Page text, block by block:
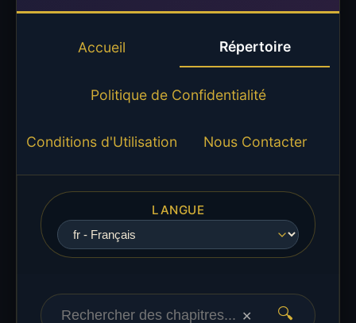
Accueil Répertoire
Politique de Confidentialité
Conditions d'Utilisation Nous Contacter
LANGUE
🔍
✕